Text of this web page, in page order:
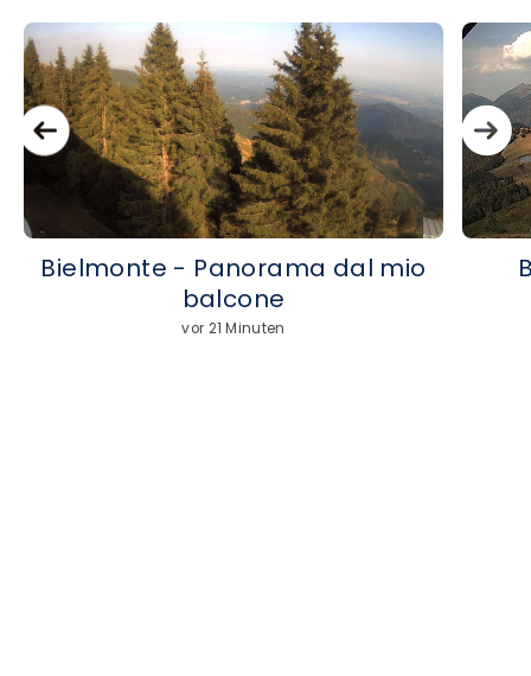
Bielmonte - Panorama dal mio
balcone
vor 21 Minuten